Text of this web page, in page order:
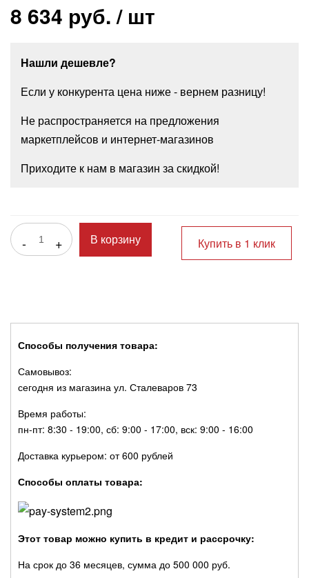
8 634 руб./ шт
Нашли дешевле?
Если у конкурента цена ниже - вернем разницу!
Не распространяется на предложения
маркетплейсов и интернет-магазинов
Приходите к нам в магазин за скидкой!
- + В корзину Купить в 1 клик
Способы получения товара:
Самовывоз:
сегодня из магазина ул. Сталеваров 73
Время работы:
пн-пт: 8:30 - 19:00, сб: 9:00 - 17:00, вск: 9:00 - 16:00
Доставка курьером: от 600 рублей
Способы оплаты товара:
Этот товар можно купить в кредит и рассрочку:
На срок до 36 месяцев, сумма до 500 000 руб.